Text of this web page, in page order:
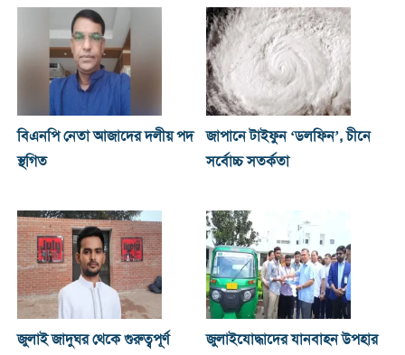
বিএনপি নেতা আজাদের দলীয় পদ
স্থগিত
জাপানে টাইফুন ‘ডলফিন’, চীনে
সর্বোচ্চ সতর্কতা
জুলাই জাদুঘর থেকে গুরুত্বপূর্ণ
জুলাইযোদ্ধাদের যানবাহন উপহার